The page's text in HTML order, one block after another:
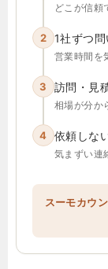
どこが信頼
2 1社ずつ
営業時間を
3 訪問・見
相場が分か
4 依頼しな
気まずい連
スーモカウ